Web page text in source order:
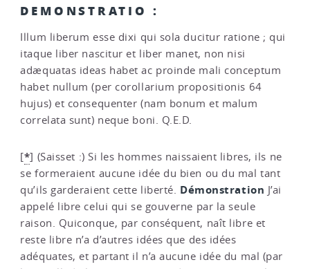
DEMONSTRATIO :
Illum liberum esse dixi qui sola ducitur ratione ; qui
itaque liber nascitur et liber manet, non nisi
adæquatas ideas habet ac proinde mali conceptum
habet nullum (per corollarium propositionis 64
hujus) et consequenter (nam bonum et malum
correlata sunt) neque boni. Q.E.D.
[*] (Saisset :) Si les hommes naissaient libres, ils ne
se formeraient aucune idée du bien ou du mal tant
qu’ils garderaient cette liberté. Démonstration J’ai
appelé libre celui qui se gouverne par la seule
raison. Quiconque, par conséquent, naît libre et
reste libre n’a d’autres idées que des idées
adéquates, et partant il n’a aucune idée du mal (par